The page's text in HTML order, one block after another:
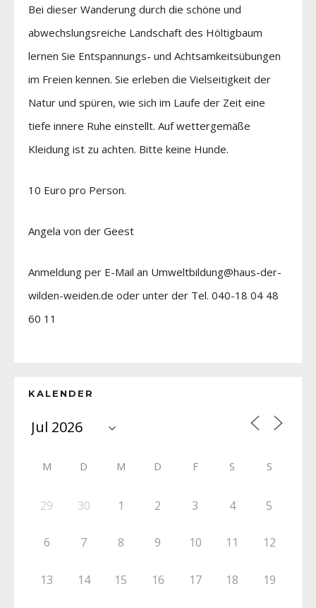
Bei dieser Wanderung durch die schöne und
abwechslungsreiche Landschaft des Höltigbaum
lernen Sie Entspannungs- und Achtsamkeitsübungen
im Freien kennen. Sie erleben die Vielseitigkeit der
Natur und spüren, wie sich im Laufe der Zeit eine
tiefe innere Ruhe einstellt. Auf wettergemäße
Kleidung ist zu achten. Bitte keine Hunde.
10 Euro pro Person.
Angela von der Geest
Anmeldung per E-Mail an Umweltbildung@haus-der-
wilden-weiden.de oder unter der Tel. 040-18 04 48
60 11
KALENDER
M D M D F S S
29 30 1 2 3 4 5
6 7 8 9 10 11 12
13 14 15 16 17 18 19